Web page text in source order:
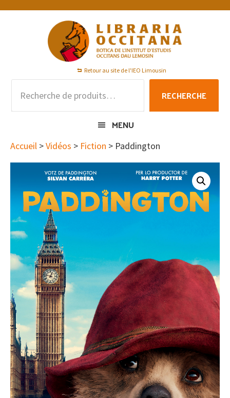
Passer
Passer
Passer
Retour au site de l'IEO Limousin
pour :
RECHERCHE
MENU
Accueil >Vidéos > Fiction > Paddington